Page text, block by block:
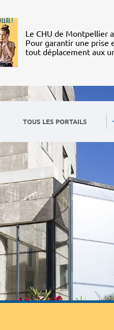
Le CHU de Montpellier
Pour garantir une prise
tout déplacement aux
TOUS LES PORTAILS